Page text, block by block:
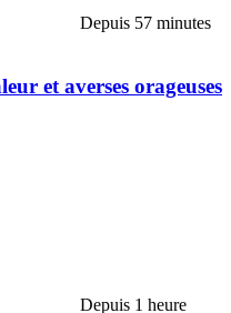
Depuis 57 minutes
et averses orageuses
Depuis 1 heure